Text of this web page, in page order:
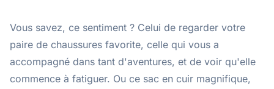
Vous savez, ce sentiment ? Celui de regarder votre
paire de chaussures favorite, celle qui vous a
accompagné dans tant d'aventures, et de voir qu'elle
commence à fatiguer. Ou ce sac en cuir magnifique,